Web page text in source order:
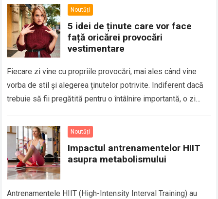
Noutăți
5 idei de ținute care vor face
față oricărei provocări
vestimentare
Fiecare zi vine cu propriile provocări, mai ales când vine
vorba de stil și alegerea ținutelor potrivite. Indiferent dacă
trebuie să fii pregătită pentru o întâlnire importantă, o zi
Noutăți
Impactul antrenamentelor HIIT
asupra metabolismului
Antrenamentele HIIT (High-Intensity Interval Training) au